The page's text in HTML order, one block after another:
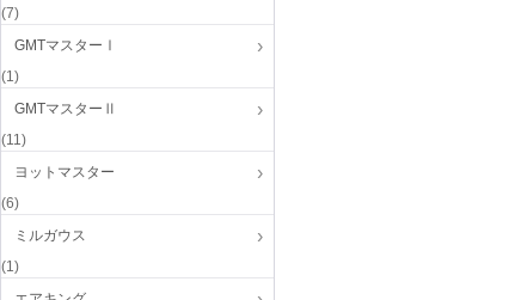
(7)
GMTマスターⅠ
(1)
GMTマスターⅡ
(11)
ヨットマスター
(6)
ミルガウス
(1)